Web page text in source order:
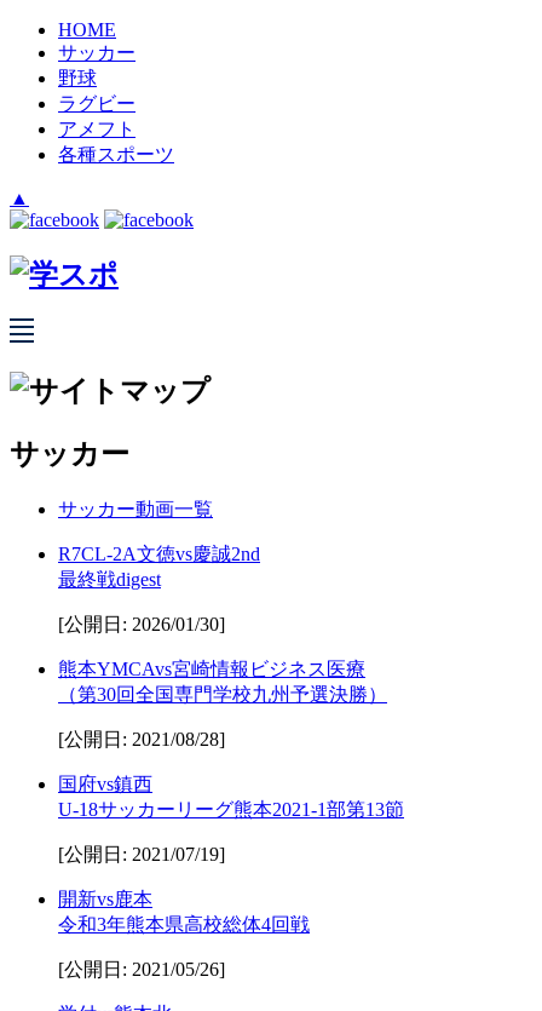
HOME
サッカー
野球
ラグビー
アメフト
各種スポーツ
▲
サッカー
サッカー動画一覧
R7CL-2A文徳vs慶誠2nd
最終戦digest
[公開日: 2026/01/30]
熊本YMCAvs宮崎情報ビジネス医療
（第30回全国専門学校九州予選決勝）
[公開日: 2021/08/28]
国府vs鎮西
U-18サッカーリーグ熊本2021-1部第13節
[公開日: 2021/07/19]
開新vs鹿本
令和3年熊本県高校総体4回戦
[公開日: 2021/05/26]